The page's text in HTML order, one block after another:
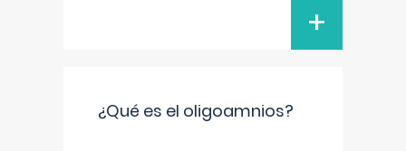
+
¿Qué es el oligoamnios?